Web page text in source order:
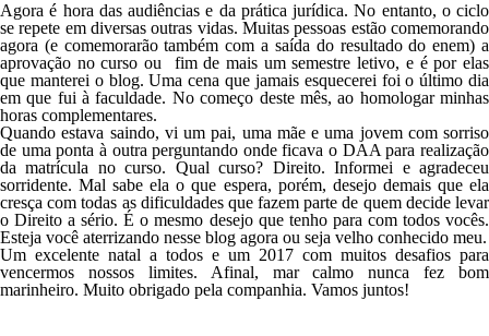
Agora é hora das audiências e da prática jurídica. No entanto, o ciclo
se repete em diversas outras vidas. Muitas pessoas estão comemorando
agora (e comemorarão também com a saída do resultado do enem) a
aprovação no curso ou fim de mais um semestre letivo, e é por elas
que manterei o blog. Uma cena que jamais esquecerei foi o último dia
em que fui à faculdade. No começo deste mês, ao homologar minhas
horas complementares.
Quando estava saindo, vi um pai, uma mãe e uma jovem com sorriso
de uma ponta à outra perguntando onde ficava o DAA para realização
da matrícula no curso. Qual curso? Direito. Informei e agradeceu
sorridente. Mal sabe ela o que espera, porém, desejo demais que ela
cresça com todas as dificuldades que fazem parte de quem decide levar
o Direito a sério. É o mesmo desejo que tenho para com todos vocês.
Esteja você aterrizando nesse blog agora ou seja velho conhecido meu.
Um excelente natal a todos e um 2017 com muitos desafios para
vencermos nossos limites. Afinal, mar calmo nunca fez bom
marinheiro. Muito obrigado pela companhia. Vamos juntos!